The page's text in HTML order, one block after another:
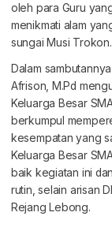
oleh para Guru
menikmati alam
sungai Musi Trokon.
Dalam
Afrison, M.Pd
Keluarga Besar
berkumpul
kesempatan yang
Keluarga Besar
baik kegiatan ini
rutin, selain arisan
Rejang Lebong.